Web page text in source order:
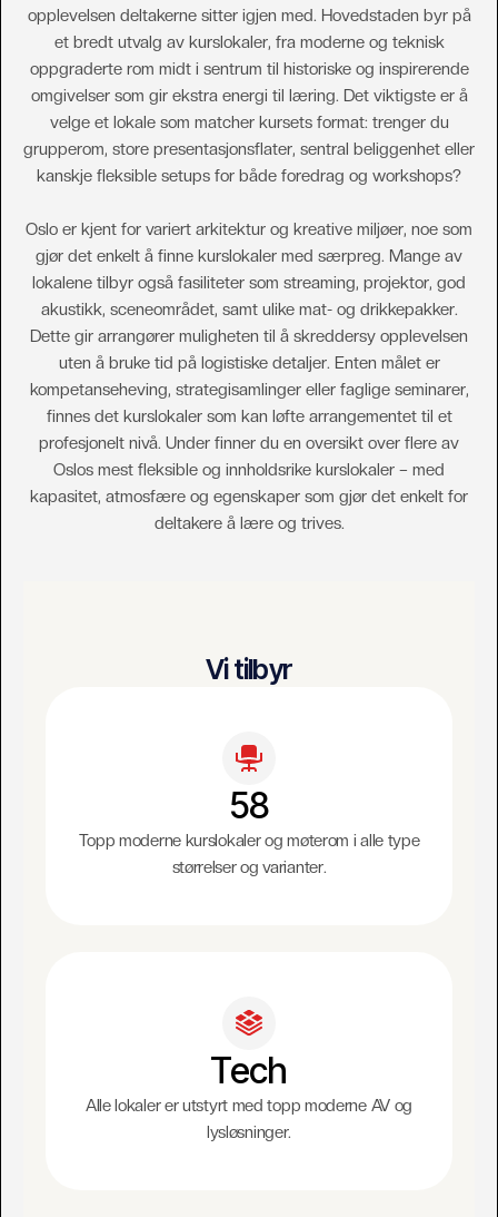
opplevelsen deltakerne sitter igjen med. Hovedstaden byr på
et bredt utvalg av kurslokaler, fra moderne og teknisk
oppgraderte rom midt i sentrum til historiske og inspirerende
omgivelser som gir ekstra energi til læring. Det viktigste er å
velge et lokale som matcher kursets format: trenger du
grupperom, store presentasjonsflater, sentral beliggenhet eller
kanskje fleksible setups for både foredrag og workshops?
Oslo er kjent for variert arkitektur og kreative miljøer, noe som
gjør det enkelt å finne kurslokaler med særpreg. Mange av
lokalene tilbyr også fasiliteter som streaming, projektor, god
akustikk, sceneområdet, samt ulike mat- og drikkepakker.
Dette gir arrangører muligheten til å skreddersy opplevelsen
uten å bruke tid på logistiske detaljer. Enten målet er
kompetanseheving, strategisamlinger eller faglige seminarer,
finnes det kurslokaler som kan løfte arrangementet til et
profesjonelt nivå. Under finner du en oversikt over flere av
Oslos mest fleksible og innholdsrike kurslokaler – med
kapasitet, atmosfære og egenskaper som gjør det enkelt for
deltakere å lære og trives.
Vi tilbyr
58
Topp moderne kurslokaler og møterom i alle type
størrelser og varianter.
Tech
Alle lokaler er utstyrt med topp moderne AV og
lysløsninger.